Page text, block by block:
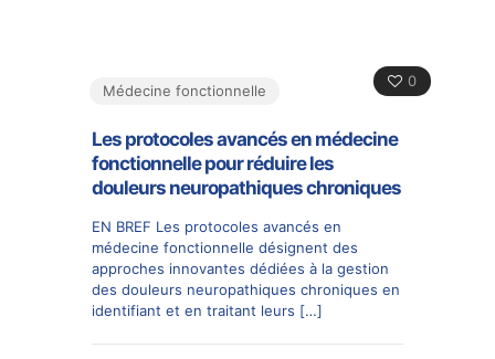
0
Médecine fonctionnelle
Les protocoles avancés en médecine
fonctionnelle pour réduire les
douleurs neuropathiques chroniques
EN BREF Les protocoles avancés en
médecine fonctionnelle désignent des
approches innovantes dédiées à la gestion
des douleurs neuropathiques chroniques en
identifiant et en traitant leurs […]